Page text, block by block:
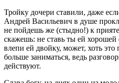
Тройку дочери ставили, даже
Андрей Васильевич в душе
не пойдешь же (стыдно!) к
скажешь: не ставь ты ей хорошей
влепи ей двойку, может, хоть это
больше заниматься, ведь
действуют.